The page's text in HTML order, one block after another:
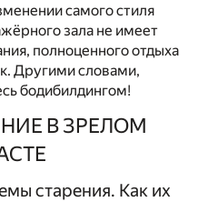
самого стиля
зала не имеет
полноценного отдыха
Другими словами,
бодибилдингом!
В ЗРЕЛОМ
старения. Как их